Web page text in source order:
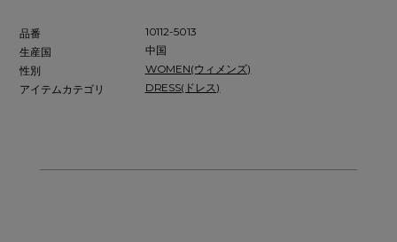
品番
10112-5013
生産国
中国
性別
WOMEN(ウィメンズ)
アイテムカテゴリ
DRESS(ドレス)